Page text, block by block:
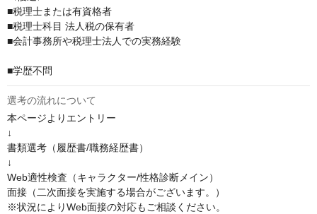
■税理士または有資格者
■税理士科目 法人税の保有者
■会計事務所や税理士法人での実務経験
■学歴不問
選考の流れについて
本ページよりエントリー
↓
書類選考（履歴書/職務経歴書）
↓
Web適性検査（キャラクター/性格診断メイン）
面接（二次面接を実施する場合がございます。）
※状況によりWeb面接の対応もご相談ください。